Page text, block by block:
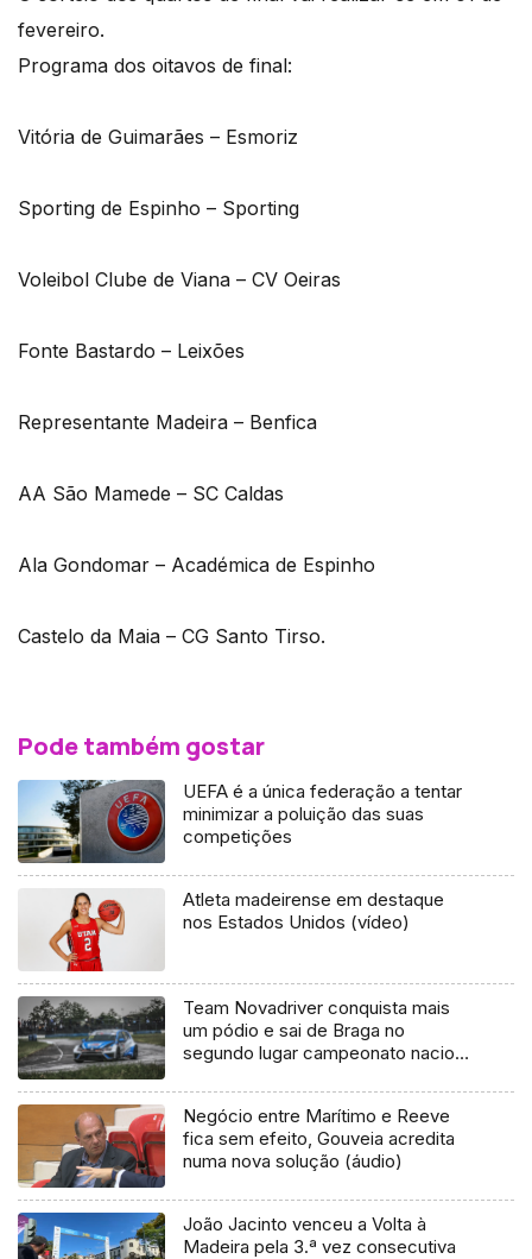
fevereiro.
Programa dos oitavos de final:
Vitória de Guimarães – Esmoriz
Sporting de Espinho – Sporting
Voleibol Clube de Viana – CV Oeiras
Fonte Bastardo – Leixões
Representante Madeira – Benfica
AA São Mamede – SC Caldas
Ala Gondomar – Académica de Espinho
Castelo da Maia – CG Santo Tirso.
Pode também gostar
UEFA é a única federação a tentar
minimizar a poluição das suas
competições
Atleta madeirense em destaque
nos Estados Unidos (vídeo)
Team Novadriver conquista mais
um pódio e sai de Braga no
segundo lugar campeonato nacional
Negócio entre Marítimo e Reeve
fica sem efeito, Gouveia acredita
numa nova solução (áudio)
João Jacinto venceu a Volta à
Madeira pela 3.ª vez consecutiva